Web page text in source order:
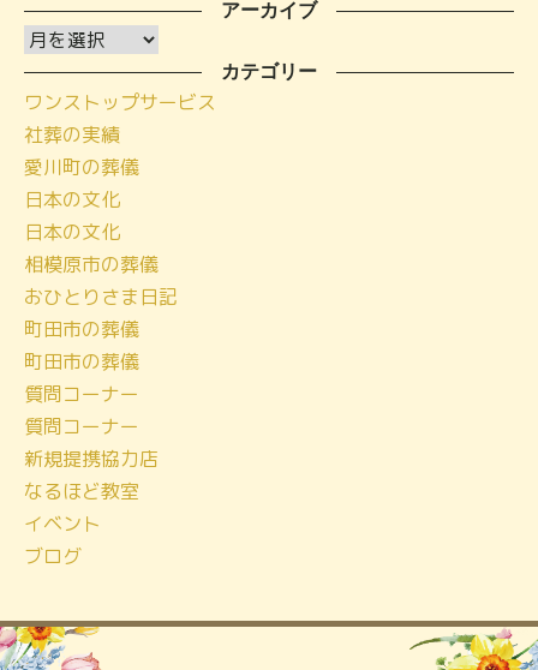
アーカイブ
ア
ー
カ
イ
ブ
カテゴリー
ワンストップサービス
社葬の実績
愛川町の葬儀
日本の文化
日本の文化
相模原市の葬儀
おひとりさま日記
町田市の葬儀
町田市の葬儀
質問コーナー
質問コーナー
新規提携協力店
なるほど教室
イベント
ブログ